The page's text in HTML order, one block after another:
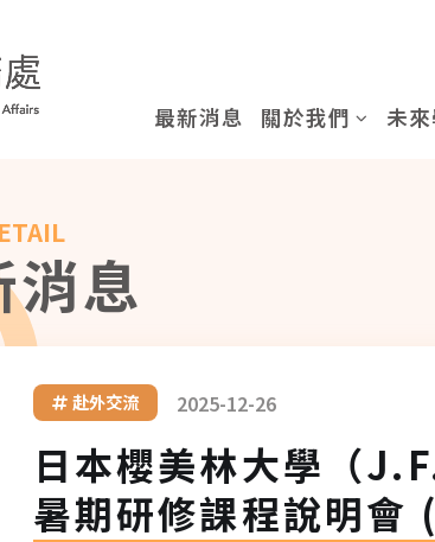
最新消息 關於我們 未
消息
赴外交流 2025-12-26
日本櫻美林大學（
暑期研修課程說明會